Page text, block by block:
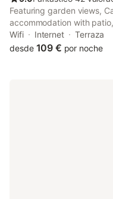
Featuring garden views,
accommodation with
de Ordesa. This country
Wifi Internet
Terraza
desde 109 € por noche